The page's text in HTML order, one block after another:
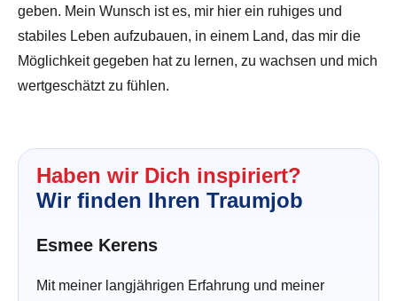
geben. Mein Wunsch ist es, mir hier ein ruhiges und
stabiles Leben aufzubauen, in einem Land, das mir die
Möglichkeit gegeben hat zu lernen, zu wachsen und mich
wertgeschätzt zu fühlen.
Haben wir Dich inspiriert?
Wir finden Ihren Traumjob
Esmee Kerens
Mit meiner langjährigen Erfahrung und meiner